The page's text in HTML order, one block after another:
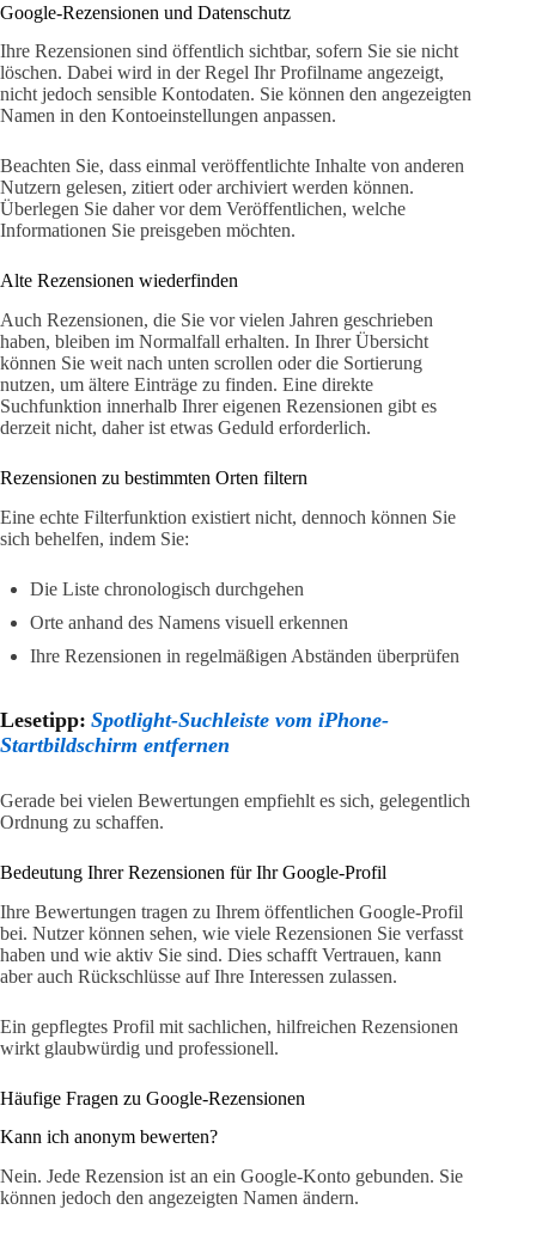
Google-Rezensionen und Datenschutz
Ihre Rezensionen sind öffentlich sichtbar, sofern Sie sie nicht
löschen. Dabei wird in der Regel Ihr Profilname angezeigt,
nicht jedoch sensible Kontodaten. Sie können den angezeigten
Namen in den Kontoeinstellungen anpassen.
Beachten Sie, dass einmal veröffentlichte Inhalte von anderen
Nutzern gelesen, zitiert oder archiviert werden können.
Überlegen Sie daher vor dem Veröffentlichen, welche
Informationen Sie preisgeben möchten.
Alte Rezensionen wiederfinden
Auch Rezensionen, die Sie vor vielen Jahren geschrieben
haben, bleiben im Normalfall erhalten. In Ihrer Übersicht
können Sie weit nach unten scrollen oder die Sortierung
nutzen, um ältere Einträge zu finden. Eine direkte
Suchfunktion innerhalb Ihrer eigenen Rezensionen gibt es
derzeit nicht, daher ist etwas Geduld erforderlich.
Rezensionen zu bestimmten Orten filtern
Eine echte Filterfunktion existiert nicht, dennoch können Sie
sich behelfen, indem Sie:
Die Liste chronologisch durchgehen
Orte anhand des Namens visuell erkennen
Ihre Rezensionen in regelmäßigen Abständen überprüfen
Lesetipp: Spotlight-Suchleiste vom iPhone-
Startbildschirm entfernen
Gerade bei vielen Bewertungen empfiehlt es sich, gelegentlich
Ordnung zu schaffen.
Bedeutung Ihrer Rezensionen für Ihr Google-Profil
Ihre Bewertungen tragen zu Ihrem öffentlichen Google-Profil
bei. Nutzer können sehen, wie viele Rezensionen Sie verfasst
haben und wie aktiv Sie sind. Dies schafft Vertrauen, kann
aber auch Rückschlüsse auf Ihre Interessen zulassen.
Ein gepflegtes Profil mit sachlichen, hilfreichen Rezensionen
wirkt glaubwürdig und professionell.
Häufige Fragen zu Google-Rezensionen
Kann ich anonym bewerten?
Nein. Jede Rezension ist an ein Google-Konto gebunden. Sie
können jedoch den angezeigten Namen ändern.